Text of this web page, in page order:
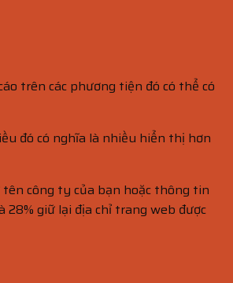
trên các phương tiện đó có thể có
đó có nghĩa là nhiều hiển thị hơn
công ty của bạn hoặc thông tin
28% giữ lại địa chỉ trang web được